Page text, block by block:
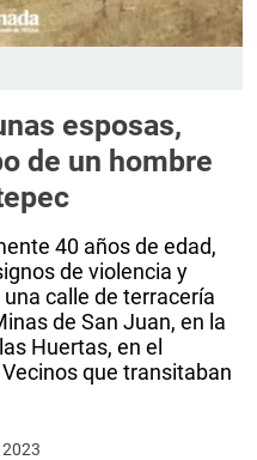
esposas,
de un hombre
40 años de edad,
de violencia y
calle de terracería
de San Juan, en la
Huertas, en el
que transitaban
2023